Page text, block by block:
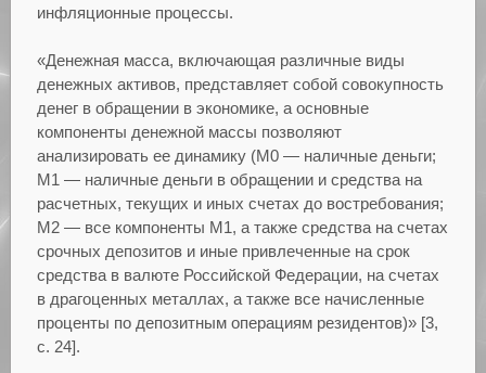
инфляционные процессы.
«Денежная масса, включающая различные виды
денежных активов, представляет собой совокупность
денег в обращении в экономике, а основные
компоненты денежной массы позволяют
анализировать ее динамику (М0 — наличные деньги;
М1 — наличные деньги в обращении и средства на
расчетных, текущих и иных счетах до востребования;
М2 — все компоненты М1, а также средства на счетах
срочных депозитов и иные привлеченные на срок
средства в валюте Российской Федерации, на счетах
в драгоценных металлах, а также все начисленные
проценты по депозитным операциям резидентов)» [3,
с. 24].